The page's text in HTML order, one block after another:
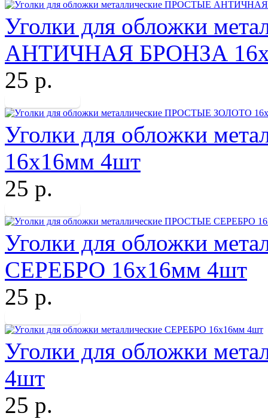
Уголки для обложки
АНТИЧНАЯ БРОНЗА
25 р.
Уголки для обложки
16х16мм 4шт
25 р.
Уголки для обложки
СЕРЕБРО 16х16мм 4шт
25 р.
Уголки для обложки
4шт
25 р.